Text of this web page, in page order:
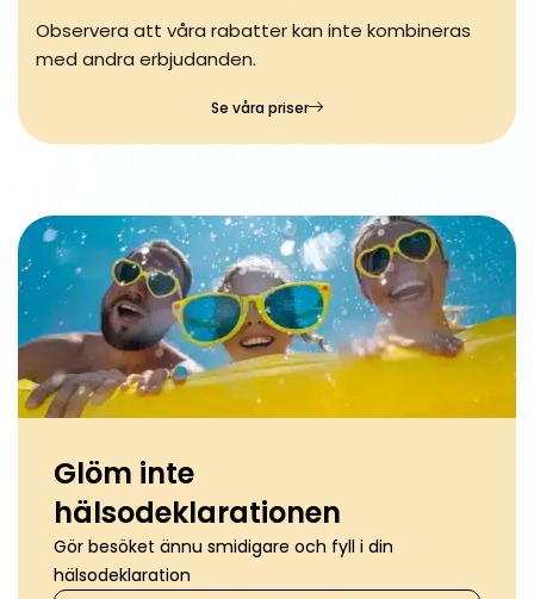
Observera att våra rabatter kan inte kombineras
med andra erbjudanden.
Se våra priser
Glöm inte
hälsodeklarationen
Gör besöket ännu smidigare och fyll i din
hälsodeklaration